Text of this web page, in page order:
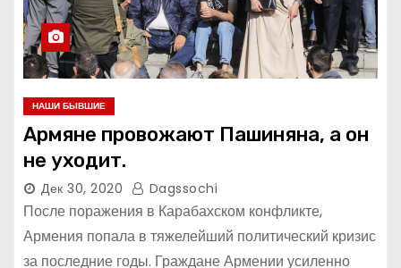
НАШИ БЫВШИЕ
Армяне провожают Пашиняна, а он
не уходит.
Дек 30, 2020 Dagssochi
После поражения в Карабахском конфликте,
Армения попала в тяжелейший политический кризис
за последние годы. Граждане Армении усиленно